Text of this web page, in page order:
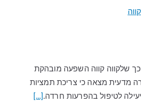
שלקווה קווה השפעה מובהקת
מדעית מצאה כי צריכת תמציות
לטיפול בהפרעות חרדה.[…]